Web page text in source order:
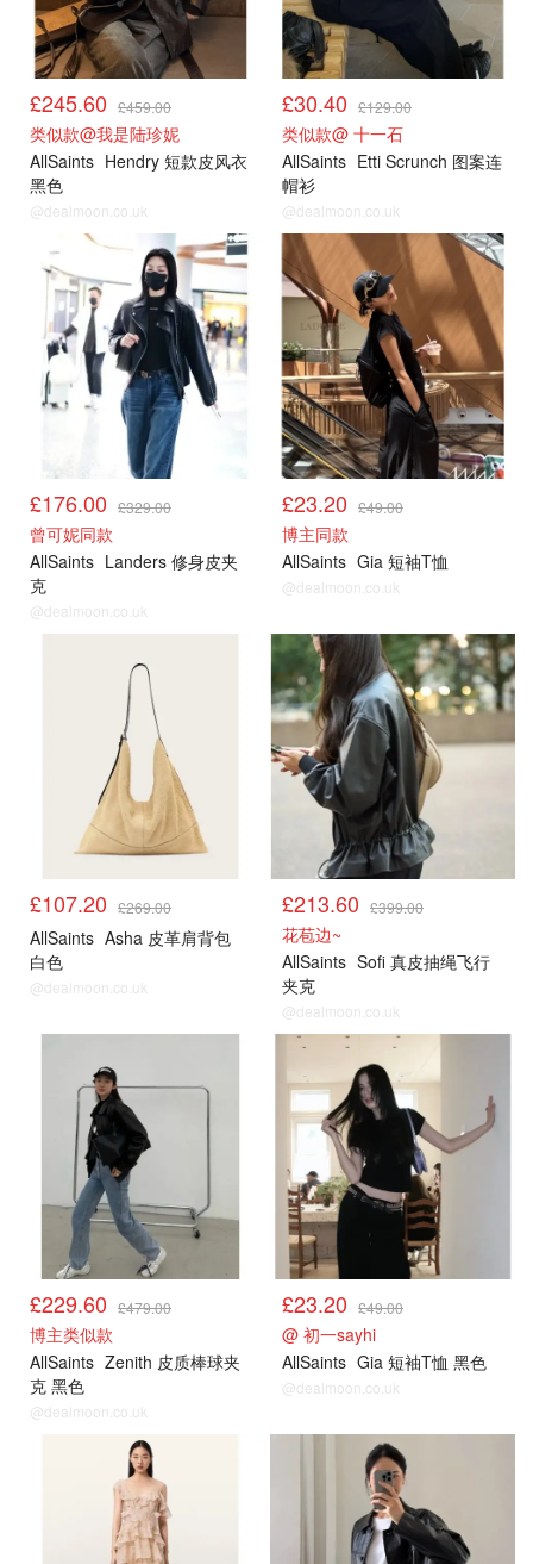
£245.60 £459.00
类似款@我是陆珍妮
AllSaints Hendry 短款皮风衣
黑色
@dealmoon.co.uk
£30.40 £129.00
类似款@ 十一石
AllSaints Etti Scrunch 图案连
帽衫
@dealmoon.co.uk
£176.00 £329.00
曾可妮同款
AllSaints Landers 修身皮夹
克
@dealmoon.co.uk
£23.20 £49.00
博主同款
AllSaints Gia 短袖T恤
@dealmoon.co.uk
£107.20 £269.00
AllSaints Asha 皮革肩背包
白色
@dealmoon.co.uk
£213.60 £399.00
花苞边~
AllSaints Sofi 真皮抽绳飞行
夹克
@dealmoon.co.uk
£229.60 £479.00
博主类似款
AllSaints Zenith 皮质棒球夹
克 黑色
@dealmoon.co.uk
£23.20 £49.00
@ 初一sayhi
AllSaints Gia 短袖T恤 黑色
@dealmoon.co.uk